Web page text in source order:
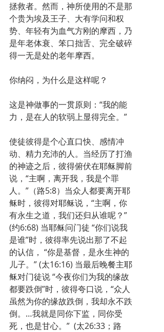
拯救者。然而，神所使用的不是那
个贵为埃及王子、大有学问和权
势、年轻有为血气方刚的摩西，乃
是年老体衰、笨口拙舌、完全破碎
得一无是处的老年摩西。
你纳闷，为什么是这样呢？
这是神做事的一贯原则：“我的能
力，是在人的软弱上显得完全。”
使徒彼得是个心直口快、感情冲
动、精力充沛的人。当经历了打渔
的神迹之后，彼得俯伏在耶稣脚前
说，“主啊，离开我，我是个罪
人。”（路5:8）当众人都要离开耶
稣时，彼得对耶稣说，“主啊，你
有永生之道，我们还归从谁呢？”
(约6:68) 当耶稣问门徒 “你们说我
是谁”时，彼得率先说出那了不起
的认信， “你是基督，是永生神的
儿子。” (太16:16) 当最后晚餐主耶
稣对门徒说 “今夜你们为我的缘故
都要跌倒”时，彼得夸口说，“众人
虽然为你的缘故跌倒，我却永不跌
倒。…我就是同你下监，同你受
死，也是甘心。”  (太26:33；路